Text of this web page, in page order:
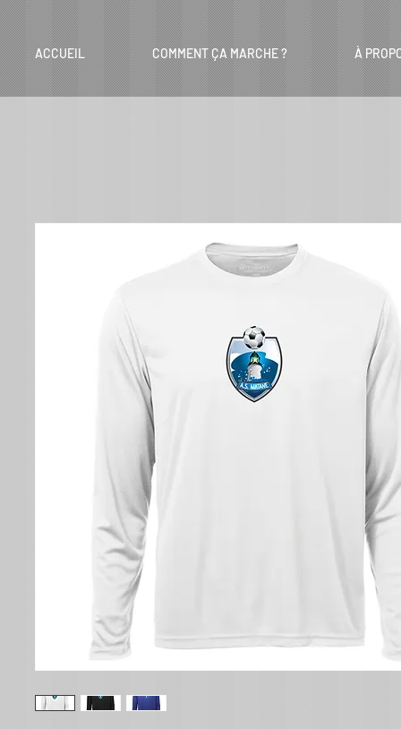
ACCUEIL COMMENT ÇA MARCHE ? À